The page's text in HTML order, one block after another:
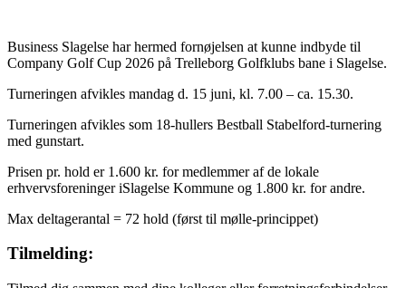
Business Slagelse har hermed fornøjelsen at kunne indbyde til
Company Golf Cup 2026 på Trelleborg Golfklubs bane i Slagelse.
Turneringen afvikles mandag d. 15 juni, kl. 7.00 – ca. 15.30.
Turneringen afvikles som 18-hullers Bestball Stabelford-turnering
med gunstart.
Prisen pr. hold er 1.600 kr. for medlemmer af de lokale
erhvervsforeninger iSlagelse Kommune og 1.800 kr. for andre.
Max deltagerantal = 72 hold (først til mølle-princippet)
Tilmelding: